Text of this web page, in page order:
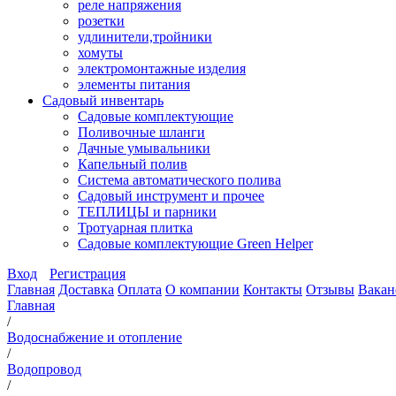
реле напряжения
розетки
удлинители,тройники
хомуты
электромонтажные изделия
элементы питания
Садовый инвентарь
Садовые комплектующие
Поливочные шланги
Дачные умывальники
Капельный полив
Система автоматического полива
Садовый инструмент и прочее
ТЕПЛИЦЫ и парники
Тротуарная плитка
Садовые комплектующие Green Helper
Вход
Регистрация
Главная Доставка Оплата О компании Контакты Отзывы
Главная
/
Водоснабжение и отопление
/
Водопровод
/